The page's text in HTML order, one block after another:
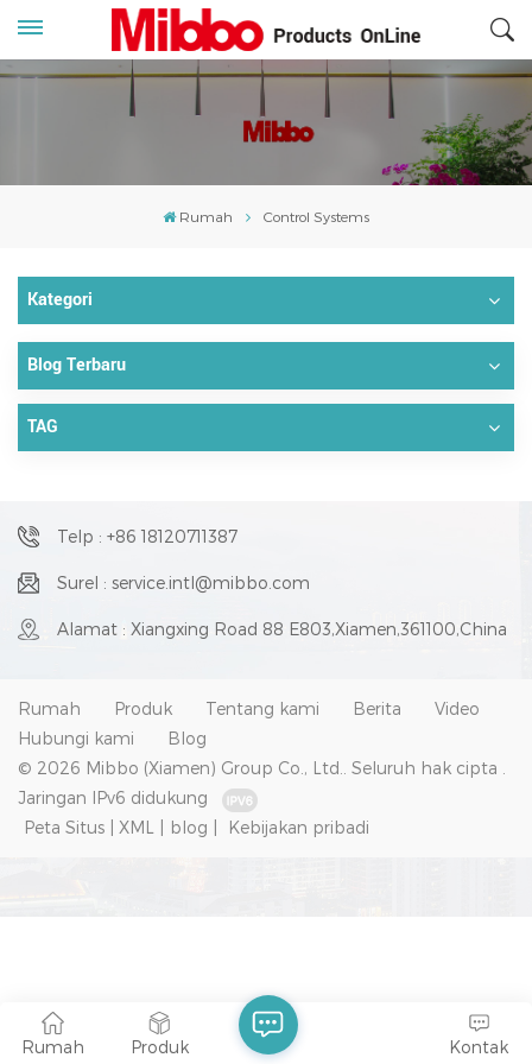
Rumah Control Systems
Kategori
Blog Terbaru
TAG
Telp : +86 18120711387
Surel : service.intl@mibbo.com
Alamat : Xiangxing Road 88 E803,Xiamen,361100,China
Rumah Produk Tentang kami Berita
Video
Hubungi kami
Blog
© 2026 Mibbo (Xiamen) Group Co., Ltd.. Seluruh hak cipta .
Jaringan IPv6 didukung
Peta Situs
XML blog Kebijakan pribadi
Rumah Produk Kontak